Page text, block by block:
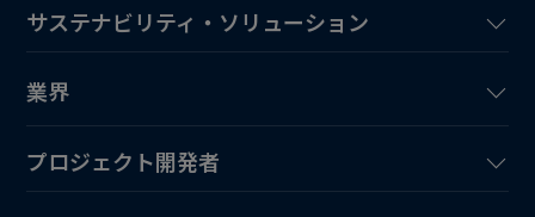
サステナビリティ・ソリューション
業界
プロジェクト開発者